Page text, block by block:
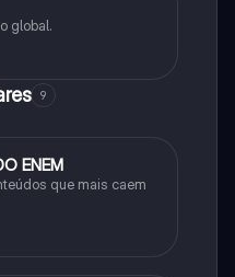
global.
9
ENEM
que mais caem